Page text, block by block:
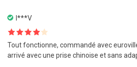
I***V
Note4
sur 5
Tout fonctionne, commandé avec
arrivé avec une prise chinoise et sans